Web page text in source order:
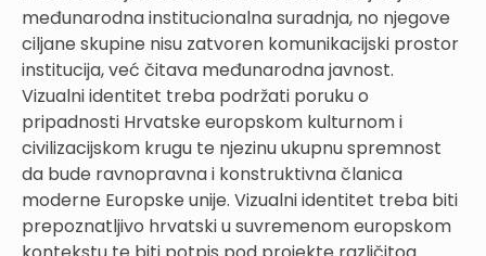
međunarodna institucionalna suradnja, no njegove
ciljane skupine nisu zatvoren komunikacijski prostor
institucija, već čitava međunarodna javnost.
Vizualni identitet treba podržati poruku o
pripadnosti Hrvatske europskom kulturnom i
civilizacijskom krugu te njezinu ukupnu spremnost
da bude ravnopravna i konstruktivna članica
moderne Europske unije. Vizualni identitet treba biti
prepoznatljivo hrvatski u suvremenom europskom